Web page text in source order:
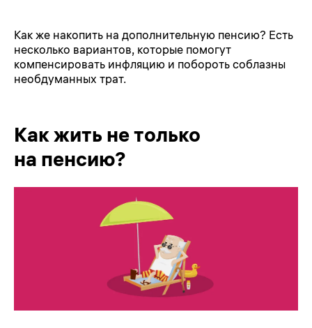
Как же накопить на дополнительную пенсию? Есть
несколько вариантов, которые помогут
компенсировать инфляцию и побороть соблазны
необдуманных трат.
Как жить не только
на пенсию?